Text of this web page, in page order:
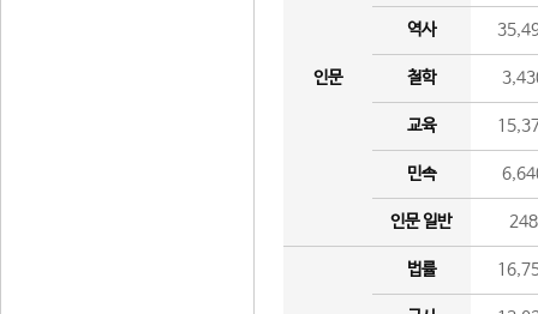
인문
역사
철학
교육
민속
인문 일반 248
법률